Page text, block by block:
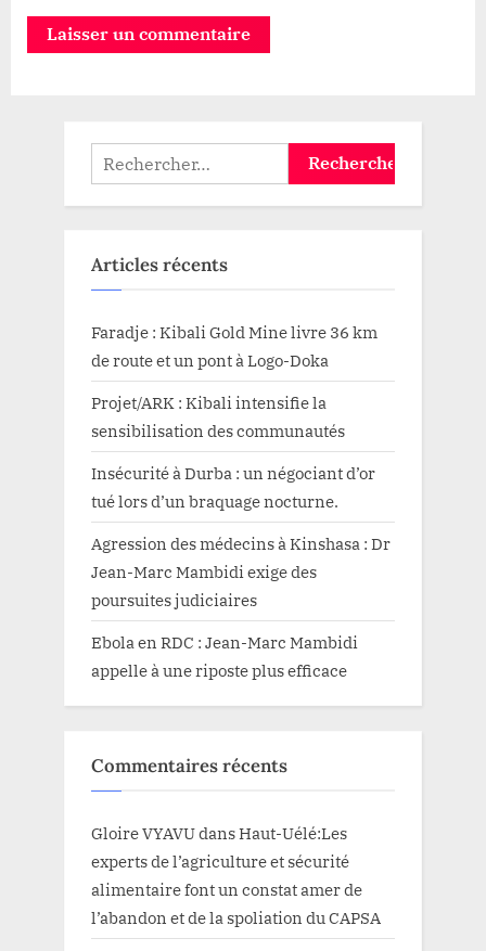
Rechercher :
Articles récents
Faradje : Kibali Gold Mine livre 36 km
de route et un pont à Logo-Doka
Projet/ARK : Kibali intensifie la
sensibilisation des communautés
Insécurité à Durba : un négociant d’or
tué lors d’un braquage nocturne.
Agression des médecins à Kinshasa : Dr
Jean-Marc Mambidi exige des
poursuites judiciaires
Ebola en RDC : Jean-Marc Mambidi
appelle à une riposte plus efficace
Commentaires récents
Gloire VYAVUdansHaut-Uélé:Les
experts de l’agriculture et sécurité
alimentaire font un constat amer de
l’abandon et de la spoliation du CAPSA